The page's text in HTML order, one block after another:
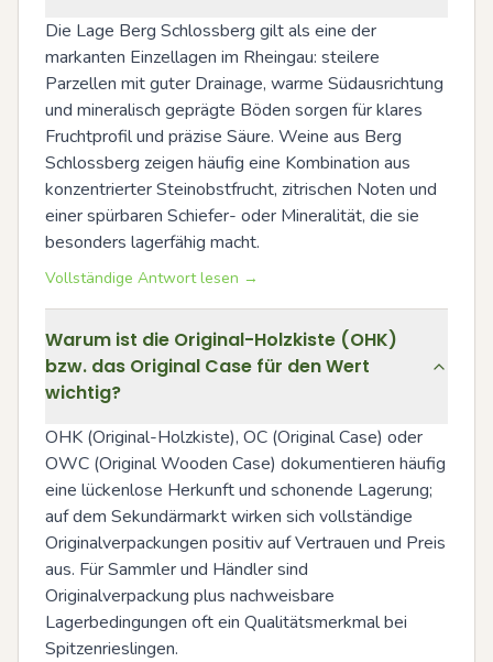
Die Lage Berg Schlossberg gilt als eine der
markanten Einzellagen im Rheingau: steilere
Parzellen mit guter Drainage, warme Südausrichtung
und mineralisch geprägte Böden sorgen für klares
Fruchtprofil und präzise Säure. Weine aus Berg
Schlossberg zeigen häufig eine Kombination aus
konzentrierter Steinobstfrucht, zitrischen Noten und
einer spürbaren Schiefer- oder Mineralität, die sie
besonders lagerfähig macht.
Vollständige Antwort lesen →
Warum ist die Original-Holzkiste (OHK)
bzw. das Original Case für den Wert
wichtig?
OHK (Original-Holzkiste), OC (Original Case) oder
OWC (Original Wooden Case) dokumentieren häufig
eine lückenlose Herkunft und schonende Lagerung;
auf dem Sekundärmarkt wirken sich vollständige
Originalverpackungen positiv auf Vertrauen und Preis
aus. Für Sammler und Händler sind
Originalverpackung plus nachweisbare
Lagerbedingungen oft ein Qualitätsmerkmal bei
Spitzenrieslingen.